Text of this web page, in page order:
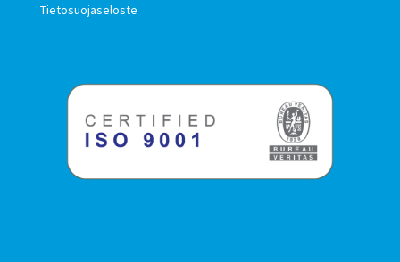
Tietosuojaseloste